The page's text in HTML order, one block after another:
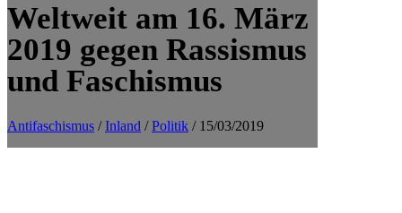
Weltweit am 16. März
2019 gegen Rassismus
und Faschismus
Antifaschismus /Inland /Politik / 15/03/2019